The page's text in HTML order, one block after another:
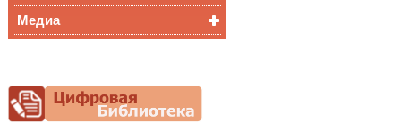
Снижение
документационной
нагрузки
Медиа